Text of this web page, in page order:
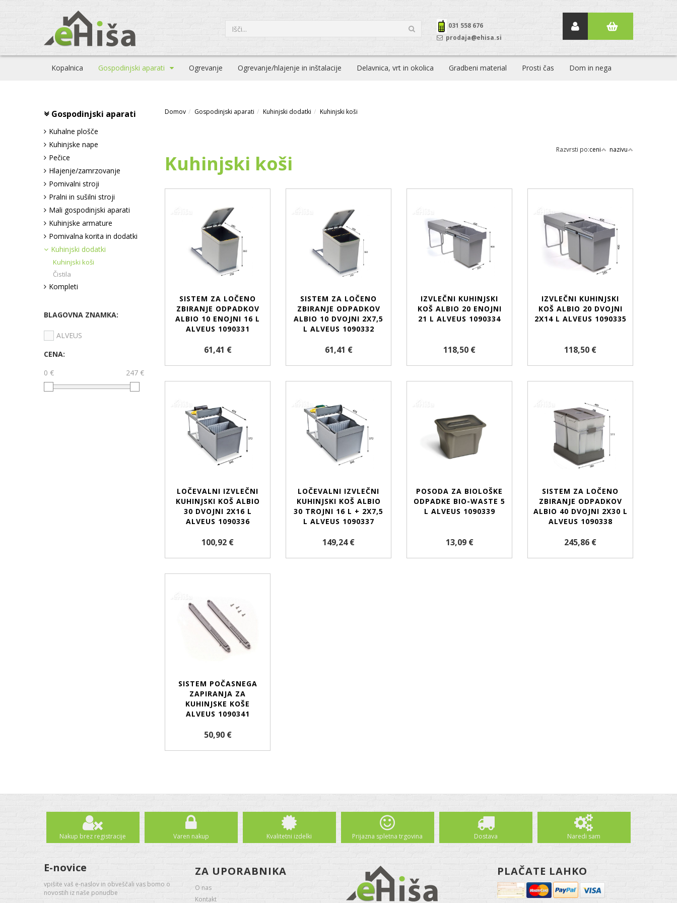
031 558 676
prodaja@ehisa.si
Kopalnica Gospodinjski aparati Ogrevanje Ogrevanje/hlajenje in inštalacije Delavnica, vrt in okolica Gradbeni material Prosti čas Dom in nega
Gospodinjski aparati
Kuhalne plošče
Kuhinjske nape
Pečice
Hlajenje/zamrzovanje
Pomivalni stroji
Pralni in sušilni stroji
Mali gospodinjski aparati
Kuhinjske armature
Pomivalna korita in dodatki
Kuhinjski dodatki
Kuhinjski koši
Čistila
Kompleti
BLAGOVNA ZNAMKA:
ALVEUS
CENA:
0 €
247 €
Domov Gospodinjski aparati Kuhinjski dodatki Kuhinjski koši
Razvrsti po:ceni nazivu
Kuhinjski koši
SISTEM ZA LOČENO
ZBIRANJE ODPADKOV
ALBIO 10 ENOJNI 16 L
ALVEUS 1090331
61,41 €
SISTEM ZA LOČENO
ZBIRANJE ODPADKOV
ALBIO 10 DVOJNI 2X7,5
L ALVEUS 1090332
61,41 €
IZVLEČNI KUHINJSKI
KOŠ ALBIO 20 ENOJNI
21 L ALVEUS 1090334
118,50 €
IZVLEČNI KUHINJSKI
KOŠ ALBIO 20 DVOJNI
2X14 L ALVEUS 1090335
118,50 €
LOČEVALNI IZVLEČNI
KUHINJSKI KOŠ ALBIO
30 DVOJNI 2X16 L
ALVEUS 1090336
100,92 €
LOČEVALNI IZVLEČNI
KUHINJSKI KOŠ ALBIO
30 TROJNI 16 L + 2X7,5
L ALVEUS 1090337
149,24 €
POSODA ZA BIOLOŠKE
ODPADKE BIO-WASTE 5
L ALVEUS 1090339
13,09 €
SISTEM ZA LOČENO
ZBIRANJE ODPADKOV
ALBIO 40 DVOJNI 2X30 L
ALVEUS 1090338
245,86 €
SISTEM POČASNEGA
ZAPIRANJA ZA
KUHINJSKE KOŠE
ALVEUS 1090341
50,90 €
Nakup brez registracije Varen nakup Kvalitetni izdelki Prijazna spletna trgovina Dostava Naredi sam
E-novice
vpišite vaš e-naslov in obveščali vas bomo o
novostih iz naše ponudbe
ZA UPORABNIKA
O nas
Kontakt
PLAČATE LAHKO